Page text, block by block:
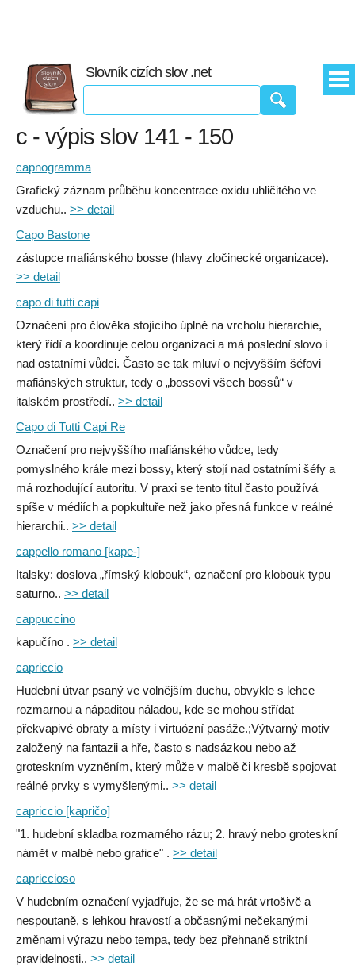
Slovník cizích slov .net
c - výpis slov 141 - 150
capnogramma
Grafický záznam průběhu koncentrace oxidu uhličitého ve
vzduchu.. >> detail
Capo Bastone
zástupce mafiánského bosse (hlavy zločinecké organizace).
>> detail
capo di tutti capi
Označení pro člověka stojícího úplně na vrcholu hierarchie,
který řídí a koordinuje celou organizaci a má poslední slovo i
nad ostatními vůdci. Často se tak mluví o nejvyšším šéfovi
mafiánských struktur, tedy o „bossovi všech bossů“ v
italském prostředí.. >> detail
Capo di Tutti Capi Re
Označení pro nejvyššího mafiánského vůdce, tedy
pomyslného krále mezi bossy, který stojí nad ostatními šéfy a
má rozhodující autoritu. V praxi se tento titul často používá
spíše v médiích a popkultuře než jako přesná funkce v reálné
hierarchii.. >> detail
cappello romano [kape-]
Italsky: doslova „římský klobouk“, označení pro klobouk typu
saturno.. >> detail
cappuccino
kapučíno . >> detail
capriccio
Hudební útvar psaný ve volnějším duchu, obvykle s lehce
rozmarnou a nápaditou náladou, kde se mohou střídat
překvapivé obraty a místy i virtuózní pasáže.;Výtvarný motiv
založený na fantazii a hře, často s nadsázkou nebo až
groteskním vyzněním, který může v malbě či kresbě spojovat
reálné prvky s vymyšlenými.. >> detail
capriccio [kapričo]
"1. hudební skladba rozmarného rázu; 2. hravý nebo groteskní
námět v malbě nebo grafice" . >> detail
capriccioso
V hudebním označení vyjadřuje, že se má hrát vrtošivě a
nespoutaně, s lehkou hravostí a občasnými nečekanými
změnami výrazu nebo tempa, tedy bez přehnaně striktní
pravidelnosti.. >> detail